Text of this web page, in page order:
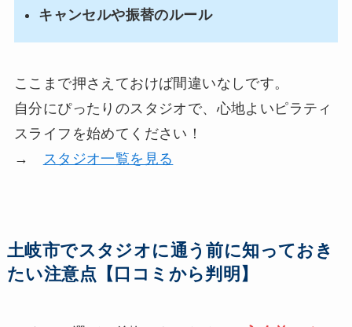
キャンセルや振替のルール
ここまで押さえておけば間違いなしです。
自分にぴったりのスタジオで、心地よいピラティ
スライフを始めてください！
→
スタジオ一覧を見る
土岐市でスタジオに通う前に知っておき
たい注意点【口コミから判明】